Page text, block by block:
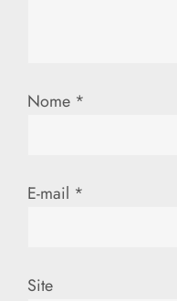
Nome *
E-mail *
Site